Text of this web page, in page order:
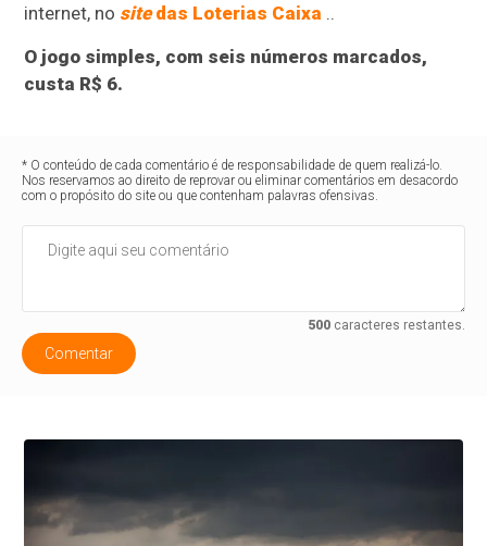
internet, no sitedas Loterias Caixa ..
O jogo simples, com seis números marcados,
custa R$ 6.
* O conteúdo de cada comentário é de responsabilidade de quem realizá-lo.
Nos reservamos ao direito de reprovar ou eliminar comentários em desacordo
com o propósito do site ou que contenham palavras ofensivas.
500caracteres restantes.
Comentar